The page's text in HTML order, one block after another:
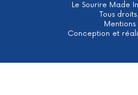
Le Sourire Made
Tous
Conception et